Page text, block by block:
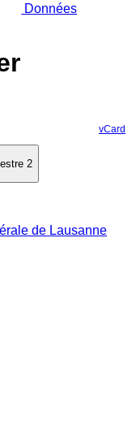
Données
vCard
2